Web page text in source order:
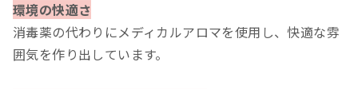
環境の快適さ
消毒薬の代わりにメディカルアロマを使用し、快適な雰
囲気を作り出しています。